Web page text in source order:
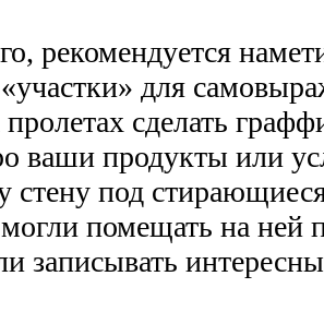
рекомендуется
для
сделать
ваши продукты или
стену под
помещать на ней
записывать